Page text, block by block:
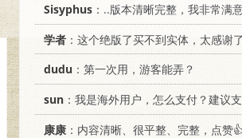
Sisyphus ：..版本清晰完整，我非常满意。又及，这本《话语
学者 ：这个绝版了买不到实体，太感谢了
dudu ：第一次用，游客能弄？
sun ：我是海外用户，怎么支付？建议支持
康康 ：内容清晰、很平整、完整，点赞